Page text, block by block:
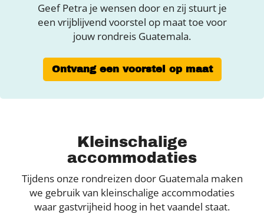
Geef Petra je wensen door en zij stuurt je
een vrijblijvend voorstel op maat toe voor
jouw rondreis Guatemala.
Ontvang een voorstel op maat
Kleinschalige
accommodaties
Tijdens onze rondreizen door Guatemala maken
we gebruik van kleinschalige accommodaties
waar gastvrijheid hoog in het vaandel staat.